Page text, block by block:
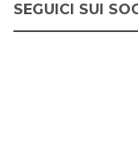
SEGUICI SUI